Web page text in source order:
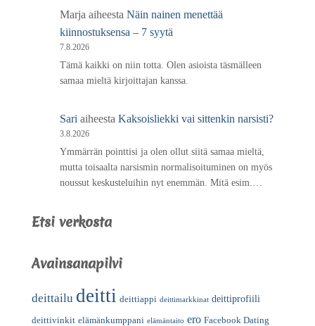
Marja aiheesta Näin nainen menettää
kiinnostuksensa – 7 syytä
7.8.2026
Tämä kaikki on niin totta. Olen asioista täsmälleen
samaa mieltä kirjoittajan kanssa.
Sari aiheesta Kaksoisliekki vai sittenkin narsisti?
3.8.2026
Ymmärrän pointtisi ja olen ollut siitä samaa mieltä,
mutta toisaalta narsismin normalisoituminen on myös
noussut keskusteluihin nyt enemmän. Mitä esim.…
Etsi verkosta
Avainsanapilvi
deittailu deitti deittiappi deittimarkkinat deittiprofiili
deittivinkit elämänkumppani elämäntaito ero Facebook Dating